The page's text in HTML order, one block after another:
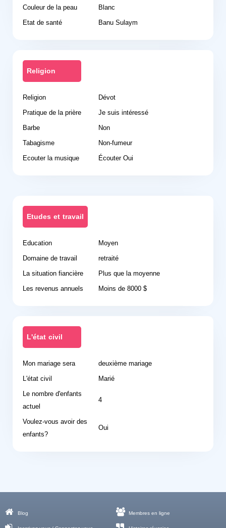
Couleur de la peau
Blanc
Etat de santé
Banu Sulaym
Religion
Religion
Dévot
Pratique de la prière
Je suis intéressé
Barbe
Non
Tabagisme
Non-fumeur
Ecouter la musique
Écouter Oui
Etudes et travail
Education
Moyen
Domaine de travail
retraité
La situation fiancière
Plus que la moyenne
Les revenus annuels
Moins de 8000 $
L'état civil
Mon mariage sera
deuxième mariage
L'état civil
Marié
Le nombre d'enfants
actuel
4
Voulez-vous avoir des
enfants?
Oui
Blog
Membres en ligne